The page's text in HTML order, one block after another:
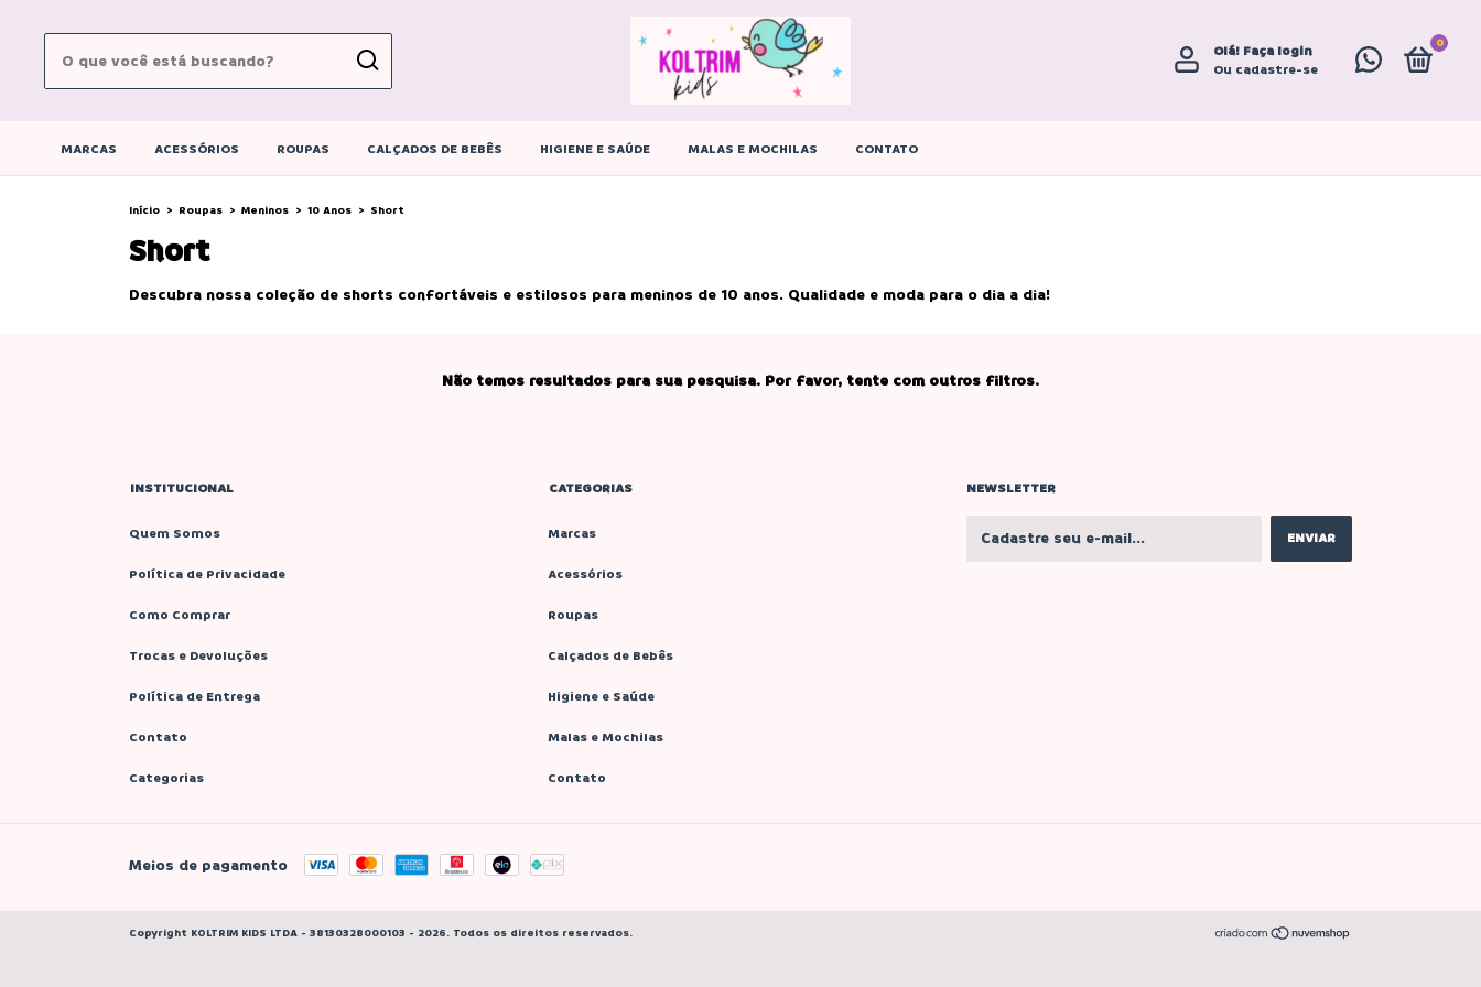
Olá! Faça login
Ou cadastre-se
0
MARCAS ACESSÓRIOS ROUPAS CALÇADOS DE BEBÊS HIGIENE E SAÚDE MALAS E MOCHILAS CONTATO
Início > Roupas > Meninos > 10 Anos > Short
Short
Descubra nossa coleção de shorts confortáveis e estilosos para meninos de 10 anos. Qualidade e moda para o dia a dia!
Não temos resultados para sua pesquisa. Por favor, tente com outros filtros.
INSTITUCIONAL
Quem Somos
Política de Privacidade
Como Comprar
Trocas e Devoluções
Política de Entrega
Contato
Categorias
CATEGORIAS
Marcas
Acessórios
Roupas
Calçados de Bebês
Higiene e Saúde
Malas e Mochilas
Contato
NEWSLETTER
Meios de pagamento
Copyright KOLTRIM KIDS LTDA - 38130328000103 - 2026. Todos os direitos reservados.